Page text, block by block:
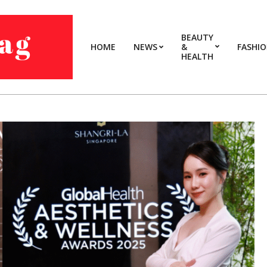
HOME NEWS
BEAUTY
&
HEALTH